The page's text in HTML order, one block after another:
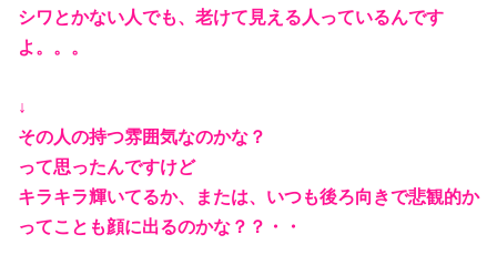
シワとかない人でも、老けて見える人っているんです
よ。。。
↓
その人の持つ雰囲気なのかな？
って思ったんですけど
キラキラ輝いてるか、または、いつも後ろ向きで悲観的か
ってことも顔に出るのかな？？・・